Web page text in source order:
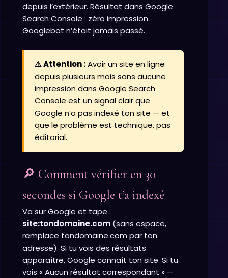
depuis l’extérieur. Résultat dans Google
Search Console : zéro impression.
Googlebot n’était jamais passé.
⚠️ Attention :Avoir un site en ligne
depuis plusieurs mois sans aucune
impression dans Google Search
Console est un signal clair que
Google n’a pas indexé ton site — et
que le problème est technique, pas
éditorial.
🔎 Comment vérifier en 30
secondes si Google t’a indexé
Va sur Google et tape :
site:tondomaine.com (sans espace,
remplace tondomaine.com par ton
adresse). Si tu vois des résultats
apparaître, Google connaît ton site. Si tu
vois « Aucun résultat correspondant » —